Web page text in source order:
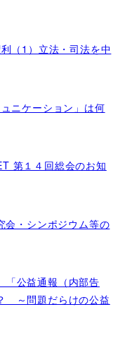
（1）立法・司法を中
ニケーション」は何
第１４回総会のお知
会・シンポジウム等の
公益通報（内部告
～問題だらけの公益